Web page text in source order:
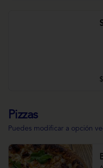
Pizzas
Puedes modificar a opción